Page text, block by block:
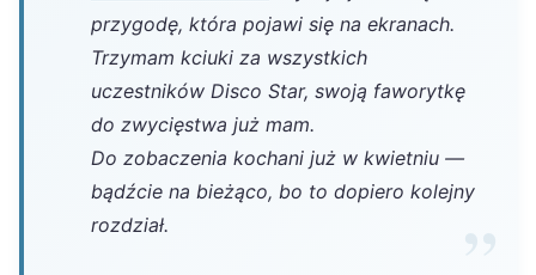
przygodę, która pojawi się na ekranach.
Trzymam kciuki za wszystkich
uczestników Disco Star, swoją faworytkę
do zwycięstwa już mam.
Do zobaczenia kochani już w kwietniu —
bądźcie na bieżąco, bo to dopiero kolejny
rozdział.